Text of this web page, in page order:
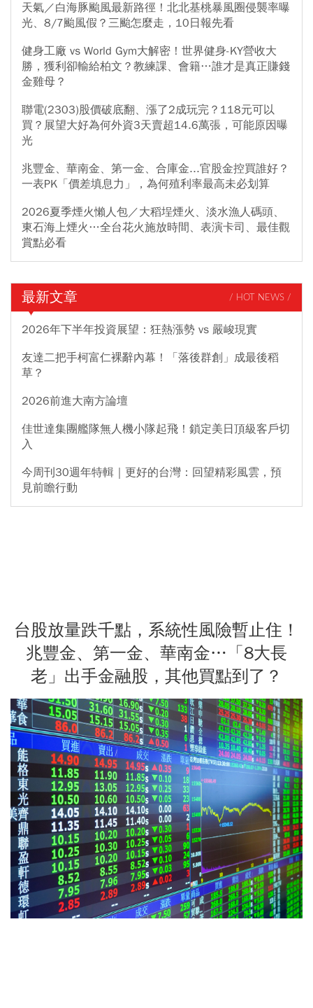
天氣／白海豚颱風最新路徑！北北基桃暴風圈侵襲率曝
光、8/7颱風假？三颱怎麼走，10日報先看
健身工廠 vs World Gym大解密！世界健身-KY營收大
勝，獲利卻輸給柏文？教練課、會籍…誰才是真正賺錢
金雞母？
聯電(2303)股價破底翻、漲了2成玩完？118元可以
買？展望大好為何外資3天賣超14.6萬張，可能原因曝
光
兆豐金、華南金、第一金、合庫金...官股金控買誰好？
一表PK「價差填息力」，為何殖利率最高未必划算
2026夏季煙火懶人包／大稻埕煙火、淡水漁人碼頭、
東石海上煙火…全台花火施放時間、表演卡司、最佳觀
賞點必看
最新文章 / HOT NEWS /
2026年下半年投資展望：狂熱漲勢 vs 嚴峻現實
友達二把手柯富仁裸辭內幕！「落後群創」成最後稻
草？
2026前進大南方論壇
佳世達集團艦隊無人機小隊起飛！鎖定美日頂級客戶切
入
今周刊30週年特輯｜更好的台灣：回望精彩風雲，預
見前瞻行動
台股放量跌千點，系統性風險暫止住！
兆豐金、第一金、華南金…「8大長
老」出手金融股，其他買點到了？